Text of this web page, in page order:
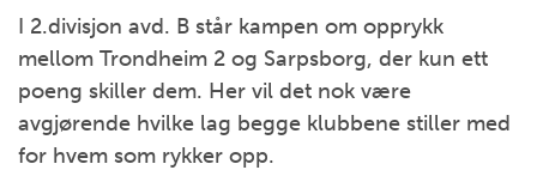
I 2.divisjon avd. B står kampen om opprykk
mellom Trondheim 2 og Sarpsborg, der kun ett
poeng skiller dem. Her vil det nok være
avgjørende hvilke lag begge klubbene stiller med
for hvem som rykker opp.